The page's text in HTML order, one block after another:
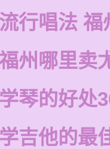
流行唱法 福
州哪里卖
学琴的好处
学吉他的最